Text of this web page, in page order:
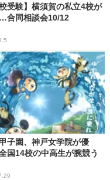
校受験】横須賀の私立4校が
合同相談会10/12
子園、神戸女学院が優
国14校の中高生が腕競う